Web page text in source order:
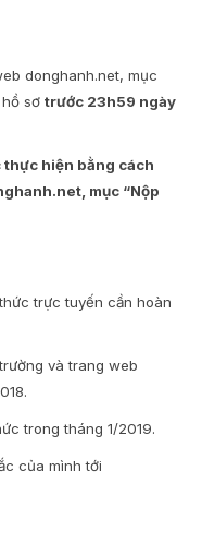
donghanh.net, mục
sơ trước 23h59 ngày
hiện bằng cách
mục “Nộp
trực tuyến cần hoàn
và trang web
trong tháng 1/2019.
của mình tới